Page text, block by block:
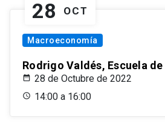
28 OCT
Macroeconomía
Rodrigo Valdés, Escuela
28 de Octubre de 2022
14:00 a 16:00